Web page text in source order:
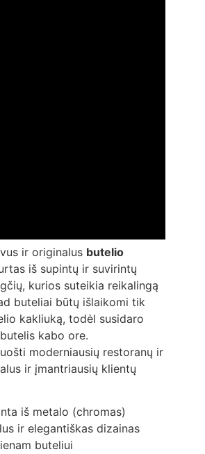
ir originalus butelio
iš supintų ir suvirintų
kurios suteikia reikalingą
buteliai būtų išlaikomi tik
kakliuką, todėl susidaro
kabo ore.
moderniausių restoranų ir
ir įmantriausių klientų
iš metalo (chromas)
ir elegantiškas dizainas
buteliui